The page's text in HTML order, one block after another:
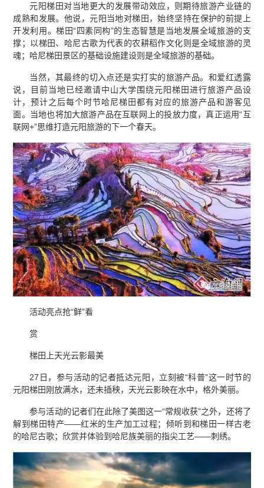
元阳梯田对当地更大的发展带动效应，则期待旅游产业链的
成熟和发展。他说，元阳当地对梯田，始终坚持在保护的前提上
开发利用。梯田“四素同构”的生态智慧是当地发展全域旅游的支
撑；以梯田、哈尼古歌为代表的农耕稻作文化则是全域旅游的灵
魂；哈尼梯田景区的基础设施建设则是全域旅游的基础。
当然，其最终的切入点还是实打实的旅游产品。和爱红透露
说，目前当地已经邀请中山大学围绕元阳梯田进行旅游产品设
计，预计之后每个时节哈尼梯田都有对应的旅游产品和游客见
面。当地也将加大旅游产品在互联网上的投放力度，真正运用“互
联网+”思维打造元阳旅游的下一个春天。
活动亮点抢“鲜”看
赏
梯田上天光云影最美
27日，参与活动的记者抵达元阳，立刻被“科普”这一时节的
元阳梯田刚放满水，还未插秧，天光云影映在水中，格外美丽。
参与活动的记者们在此除了美图这一“常规收获”之外，还将了
解到梯田特产——红米的生产加工过程；倾听到和梯田一样古老
的哈尼古歌；欣赏并体验到哈尼族美丽的指尖工艺——刺绣。